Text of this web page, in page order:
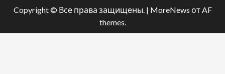
Copyright © Все права защищены. | MoreNews от AF
themes.